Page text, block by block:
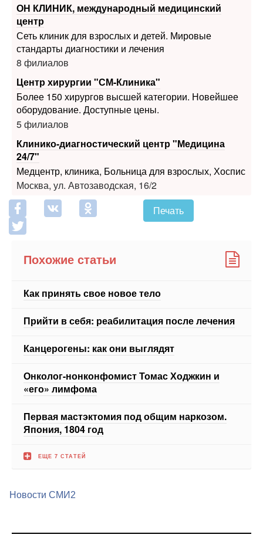
ОН КЛИНИК, международный медицинский
центр
Сеть клиник для взрослых и детей. Мировые
стандарты диагностики и лечения
8 филиалов
Центр хирургии "СМ-Клиника"
Более 150 хирургов высшей категории. Новейшее
оборудование. Доступные цены.
5 филиалов
Клинико-диагностический центр "Медицина
24/7"
Медцентр, клиника, Больница для взрослых, Хоспис
Москва, ул. Автозаводская, 16/2
Печать
Похожие статьи
Как принять свое новое тело
Прийти в себя: реабилитация после лечения
Канцерогены: как они выглядят
Онколог-нонконфомист Томас Ходжкин и
«его» лимфома
Первая мастэктомия под общим наркозом.
Япония, 1804 год
ЕЩЕ 7 СТАТЕЙ
Новости СМИ2